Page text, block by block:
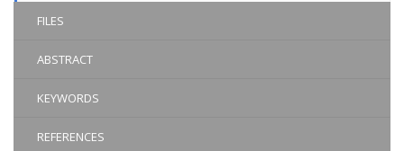
FILES
ABSTRACT
KEYWORDS
REFERENCES